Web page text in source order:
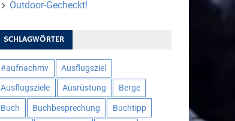
Outdoor-Gecheckt!
SCHLAGWÖRTER
#aufnachmv Ausflugsziel
Ausflugsziele Ausrüstung Berge
Buch Buchbesprechung Buchtipp